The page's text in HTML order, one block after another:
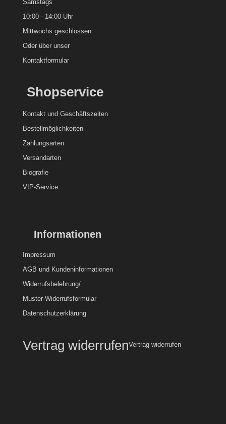
Samstags
10:00 - 14:00 Uhr
Mittwochs geschlossen
Oder über unser
Kontaktformular
Shopservice
Kontakt und Geschäftszeiten
Bestellmöglichkeiten
Zahlungsarten
Versandarten
Biografie
VIP-Service
Informationen
Impressum
AGB und Kundeninformationen
Widerrufsbelehrung/
Muster-Widerrufsformular
Datenschutzerklärung
Vertrag widerrufenVertrag widerrufen